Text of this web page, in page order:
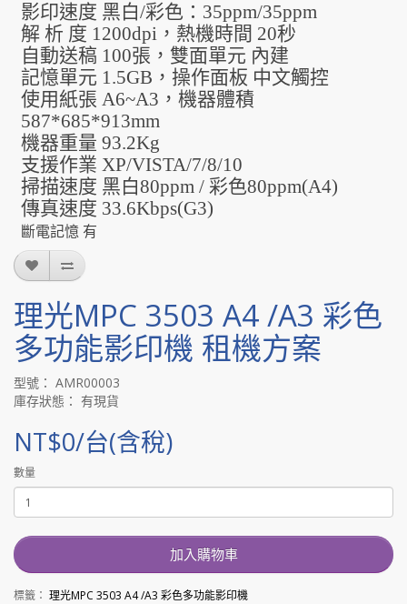
影印速度 黑白/彩色： 35ppm/35ppm
解 析 度 1200dpi，熱機時間 20秒
自動送稿 100張，雙面單元 內建
記憶單元 1.5GB ，操作面板 中文觸控
使用紙張 A6~A3 ，機器體積
587*685*913mm
機器重量 93.2Kg
支援作業 XP/VISTA/7/8/10
掃描速度 黑白80ppm / 彩色80ppm(A4)
傳真速度 33.6Kbps(G3)
斷電記憶 有
理光MPC 3503 A4 /A3 彩色
多功能影印機 租機方案
型號： AMR00003
庫存狀態： 有現貨
NT$0/台(含稅)
數量
加入購物車
標籤： 理光MPC 3503 A4 /A3 彩色多功能影印機